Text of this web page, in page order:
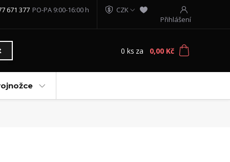
CZK
Přihlášení
671 377 PO-PA 9:00-16:00 h
0 ks za 0,00 Kč